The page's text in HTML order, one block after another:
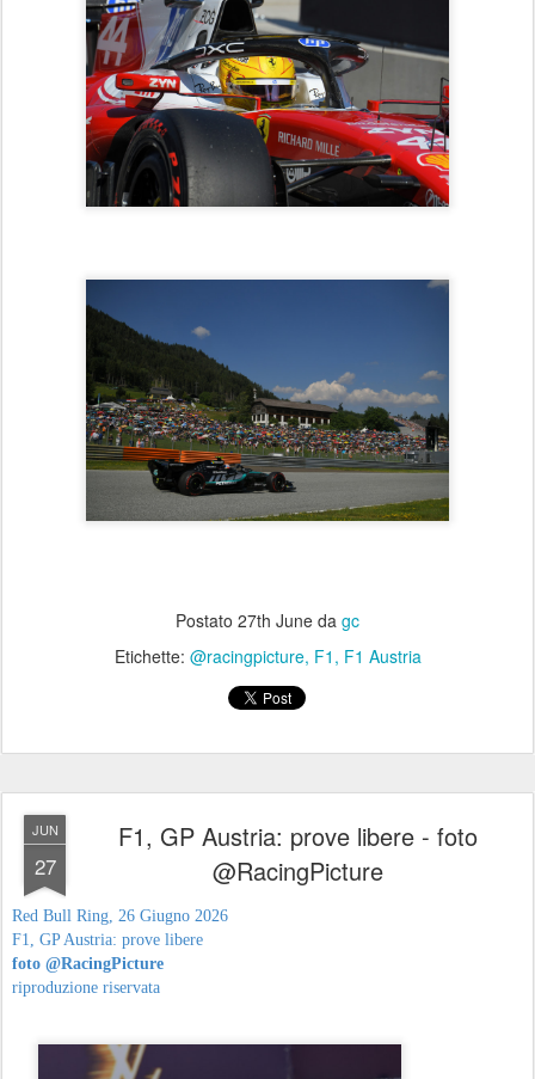
Postato 27th June da gc
Etichette: @racingpicture F1 F1 Austria
JUN
27
F1, GP Austria: prove libere - foto
@RacingPicture
Red Bull Ring, 26 Giugno 2026
F1, GP Austria: prove libere
foto @RacingPicture
riproduzione riservata